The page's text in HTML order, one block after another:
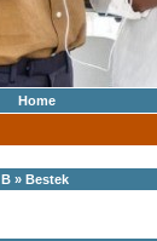
Home
B » Bestek